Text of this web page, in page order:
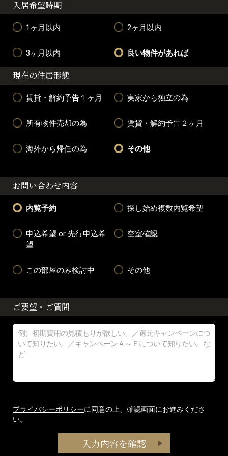
入居希望時期
1ヶ月以内 2ヶ月以内
3ヶ月以内 良い物件があれば
現在の住居形態
賃貸・解約予告１ヶ月 実家から独立の為
所有物件売却の為 賃貸・解約予告２ヶ月
海外から帰任の為 その他
お問い合わせ内容
内覧予約 探し始め複数内覧希望
申込希望 or 先行申込希
望
空室確認
この部屋のみ検討中 その他
ご要望・ご質問
プライバシーポリシーに同意の上、確認画面にお進みくださ
い。